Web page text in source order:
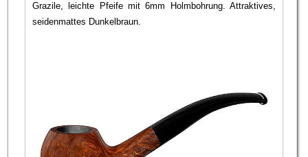
Grazile, leichte Pfeife mit 6mm Holmbohrung. Attraktives,
seidenmattes Dunkelbraun.